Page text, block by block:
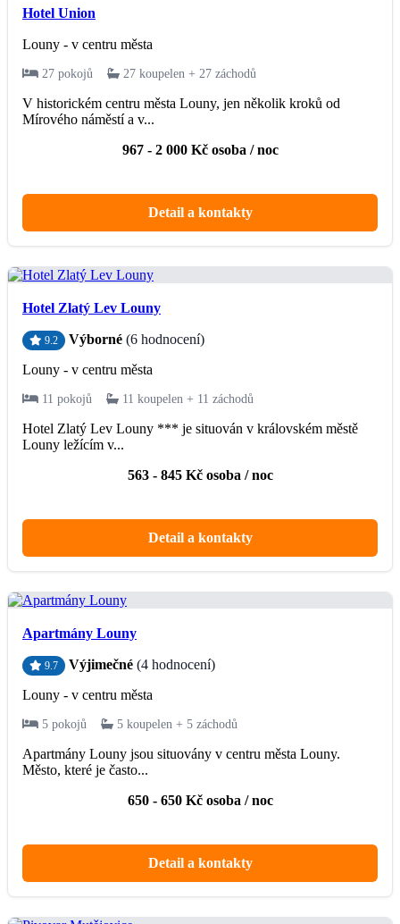
Hotel Union
Louny - v centru města
27 pokojů 27 koupelen + 27 záchodů
V historickém centru města Louny, jen několik kroků od
Mírového náměstí a v...
967 - 2 000 Kč osoba / noc
Detail a kontakty
Hotel Zlatý Lev Louny
9.2 Výborné (6 hodnocení)
Louny - v centru města
11 pokojů 11 koupelen + 11 záchodů
Hotel Zlatý Lev Louny *** je situován v královském městě
Louny ležícím v...
563 - 845 Kč osoba / noc
Detail a kontakty
Apartmány Louny
9.7 Výjimečné (4 hodnocení)
Louny - v centru města
5 pokojů 5 koupelen + 5 záchodů
Apartmány Louny jsou situovány v centru města Louny.
Město, které je často...
650 - 650 Kč osoba / noc
Detail a kontakty